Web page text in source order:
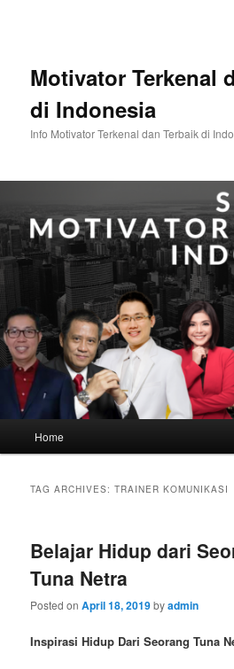
Motivator Terkenal
di Indonesia
Info Motivator Terkenal dan Terbaik di
Home
TAG ARCHIVES:TRAINER KOMUNIKASI
Belajar Hidup dari
Tuna Netra
Posted onApril 18, 2019byadmin
Inspirasi Hidup Dari Seorang Tuna